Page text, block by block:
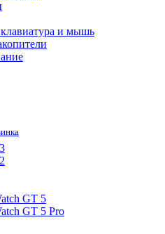
и мышь
GT 5
GT 5 Pro